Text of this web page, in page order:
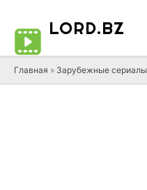
LORD.BZ
Главная » Зарубежные сериалы